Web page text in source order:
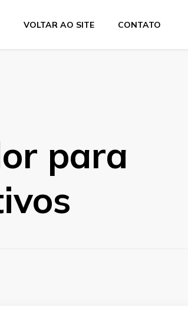
VOLTAR AO SITE CONTATO
para